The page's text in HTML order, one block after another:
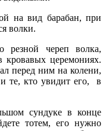
на вид барабан, при
волки.
резной череп волка,
церемониях.
перед ним на колени,
те, кто увидит его, в
сундуке в конце
тотем, его нужно